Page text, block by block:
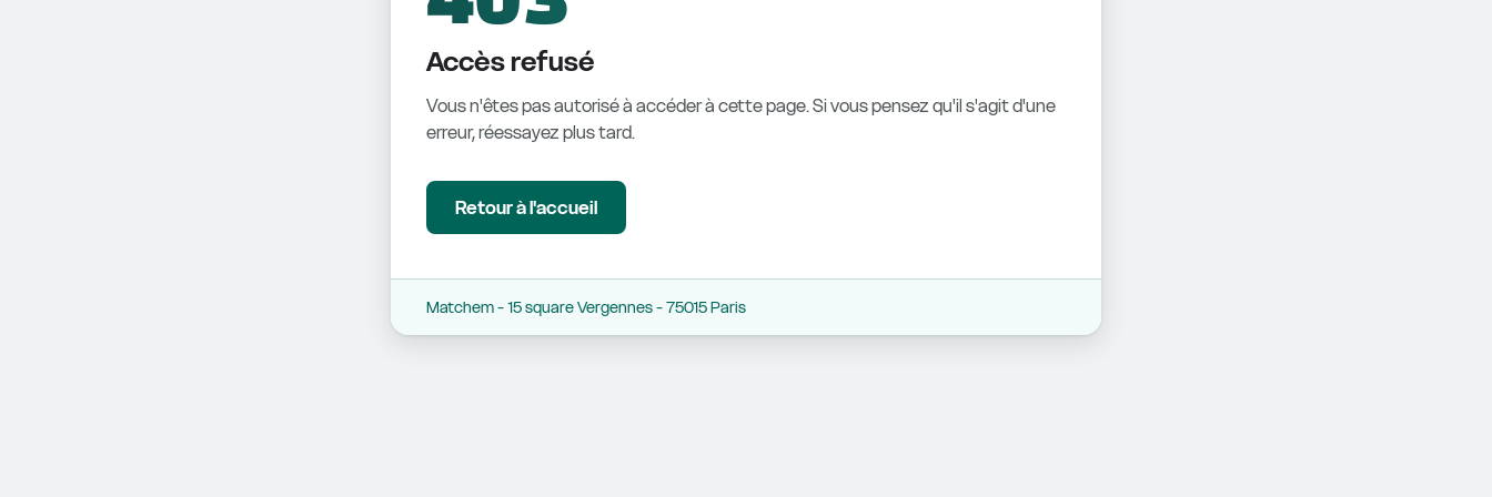
Accès refusé
Vous n'êtes pas autorisé à accéder à cette page. Si vous pensez qu'il s'agit d'une
erreur, réessayez plus tard.
Retour à l'accueil
Matchem - 15 square Vergennes - 75015 Paris